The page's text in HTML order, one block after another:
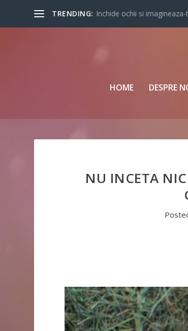
TRENDING: Inchide ochii si
HOME DESPRE
NU INCETA